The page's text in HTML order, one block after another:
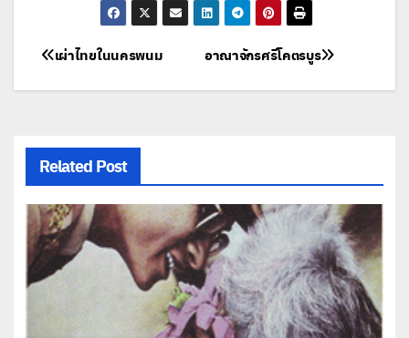
แนะแนว
เรื่อง
อาณาจักรศรีโคตรบูร
เผ่าไทยในนครพนม
Related Post